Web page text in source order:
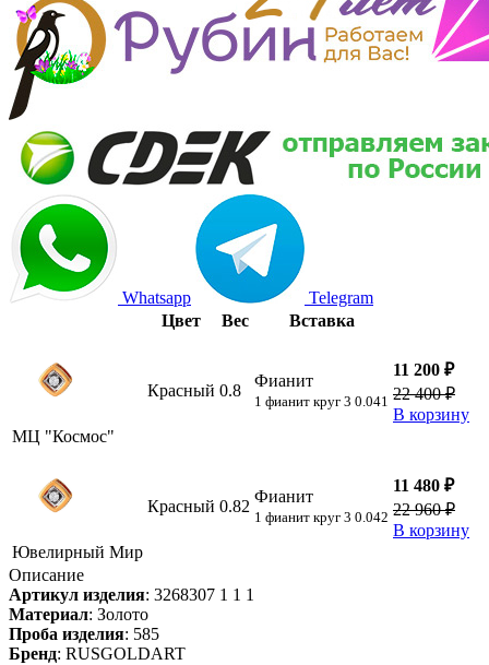
Whatsapp
Telegram
Цвет
Вес Вставка
МЦ "Космос"
Красный 0.8
Фианит
1 фианит круг 3 0.041
11 200 ₽
22 400 ₽
В корзину
Ювелирный Мир
Красный 0.82
Фианит
1 фианит круг 3 0.042
11 480 ₽
22 960 ₽
В корзину
Описание
Артикул изделия: 3268307 1 1 1
Материал: Золото
Проба изделия: 585
Бренд: RUSGOLDART